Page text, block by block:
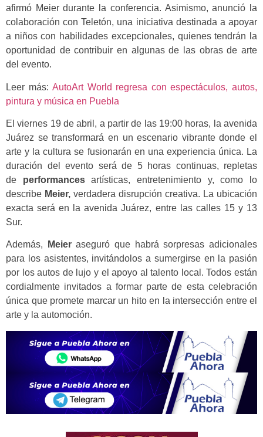
afirmó Meier durante la conferencia. Asimismo, anunció la
colaboración con Teletón, una iniciativa destinada a apoyar
a niños con habilidades excepcionales, quienes tendrán la
oportunidad de contribuir en algunas de las obras de arte
del evento.
Leer más:AutoArt World regresa con espectáculos, autos,
pintura y música en Puebla
El viernes 19 de abril, a partir de las 19:00 horas, la avenida
Juárez se transformará en un escenario vibrante donde el
arte y la cultura se fusionarán en una experiencia única. La
duración del evento será de 5 horas continuas, repletas
de performancesartísticas, entretenimiento y, como lo
describe Meier, verdadera disrupción creativa. La ubicación
exacta será en la avenida Juárez, entre las calles 15 y 13
Sur.
Además, Meieraseguró que habrá sorpresas adicionales
para los asistentes, invitándolos a sumergirse en la pasión
por los autos de lujo y el apoyo al talento local. Todos están
cordialmente invitados a formar parte de esta celebración
única que promete marcar un hito en la intersección entre el
arte y la automoción.